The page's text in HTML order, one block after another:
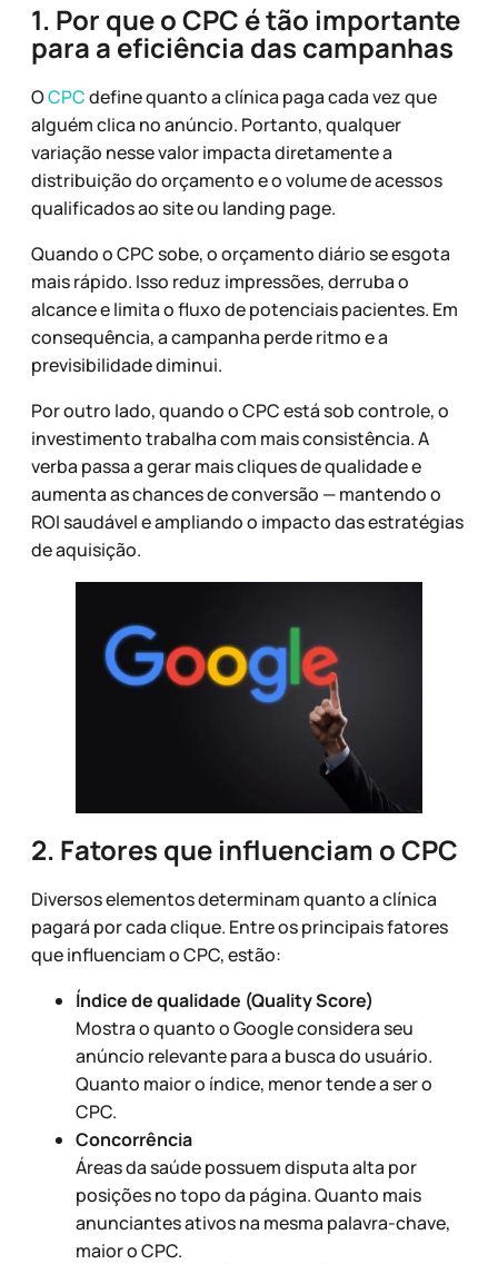
1. Por que o CPC é tão importante
para a eficiência das campanhas
OCPCdefine quanto a clínica paga cada vez que
alguém clica no anúncio. Portanto, qualquer
variação nesse valor impacta diretamente a
distribuição do orçamento e o volume de acessos
qualificados ao site ou landing page.
Quando o CPC sobe, o orçamento diário se esgota
mais rápido. Isso reduz impressões, derruba o
alcance e limita o fluxo de potenciais pacientes. Em
consequência, a campanha perde ritmo e a
previsibilidade diminui.
Por outro lado, quando o CPC está sob controle, o
investimento trabalha com mais consistência. A
verba passa a gerar mais cliques de qualidade e
aumenta as chances de conversão — mantendo o
ROI saudável e ampliando o impacto das estratégias
de aquisição.
2. Fatores que influenciam o CPC
Diversos elementos determinam quanto a clínica
pagará por cada clique. Entre os principais fatores
que influenciam o CPC, estão:
Índice de qualidade (Quality Score)
Mostra o quanto o Google considera seu
anúncio relevante para a busca do usuário.
Quanto maior o índice, menor tende a ser o
CPC.
Concorrência
Áreas da saúde possuem disputa alta por
posições no topo da página. Quanto mais
anunciantes ativos na mesma palavra-chave,
maior o CPC.